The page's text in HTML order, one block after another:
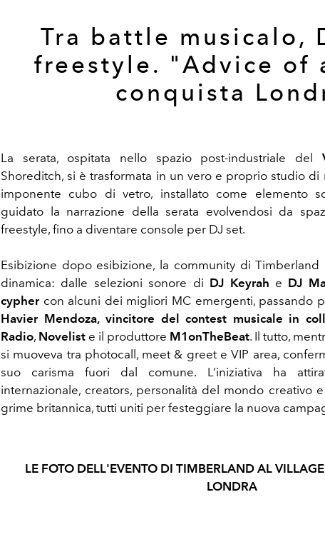
Tra battle musicalo,
freestyle. "Advice of
conquista
La serata, ospitata nello spazio post-industriale del
Shoreditch, si è trasformata in un vero e proprio studio di
imponente cubo di vetro, installato come elemento
guidato la narrazione della serata evolvendosi da
freestyle, fino a diventare console per DJ set.
Esibizione dopo esibizione, la community di
dinamica: dalle selezioni sonore di DJ Keyrah e DJ
cyphercon alcuni dei migliori MC emergenti, passando
Havier Mendoza, vincitore del contest musicale in
Radio, Novelist e il produttore M1onTheBeat. Il tutto,
si muoveva tra photocall, meet & greet e VIP area,
suo carisma fuori dal comune. L’iniziativa ha
internazionale, creators, personalità del mondo creativo
grime britannica, tutti uniti per festeggiare la nuova
LE FOTO DELL'EVENTO DI TIMBERLAND AL
LONDRA